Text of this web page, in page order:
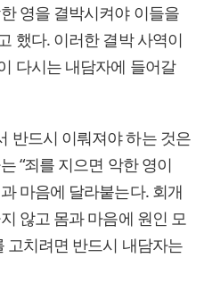
영을 결박시켜야 이들을
했다. 이러한 결박 사역이
다시는 내담자에 들어갈
반드시 이뤄져야 하는 것은
“죄를 지으면 악한 영이
마음에 달라붙는다. 회개
않고 몸과 마음에 원인 모
고치려면 반드시 내담자는